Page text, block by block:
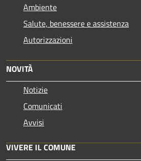
Ambiente
Salute, benessere e assistenza
Autorizzazioni
NOVITÀ
Notizie
Comunicati
Avvisi
VIVERE IL COMUNE